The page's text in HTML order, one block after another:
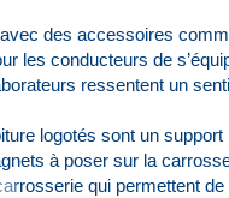
des accessoires
les conducteurs de
ressentent un
logotés sont un
à poser sur la
qui permettent